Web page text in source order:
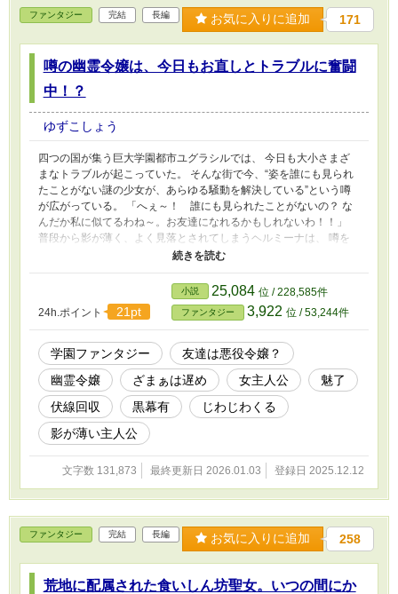
ファンタジー 完結 長編 お気に入りに追加 171
噂の幽霊令嬢は、今日もお直しとトラブルに奮闘
中！？
ゆずこしょう
四つの国が集う巨大学園都市ユグラシルでは、 今日も大小さまざ
まなトラブルが起こっていた。 そんな街で今、“姿を誰にも見られ
たことがない謎の少女が、あらゆる騒動を解決している”という噂
が広がっている。 「へぇ～！ 誰にも見られたことがないの？ な
んだか私に似てるわね～。お友達になれるかもしれないわ！！」
普段から影が薄く、よく見落とされてしまうヘルミーナは、 噂を
聞いて胸を躍らせた。 “自分と同じような子”がいるなら、きっと仲
その噂の裏で、学園に封じられた“過去の事件”が、静かに動き出し
ていることを――。
24h.ポイント
21pt
小説 25,084 位 / 228,585件
ファンタジー 3,922 位 / 53,244件
学園ファンタジー
友達は悪役令嬢？
幽霊令嬢
ざまぁは遅め 女主人公
魅了
伏線回収
黒幕有
じわじわくる
影が薄い主人公
文字数 131,873 最終更新日 2026.01.03 登録日 2025.12.12
ファンタジー 完結 長編 お気に入りに追加 258
荒地に配属された食いしん坊聖女。いつの間にか